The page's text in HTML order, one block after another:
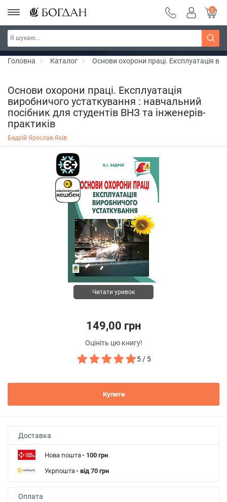
РОЗПРОДАЖ ~ 150 грн ~ 200 грн ~ 250 грн ~
300 грн ~ РОЗПРОДАЖ
Дізнатись більше
0
Головна Каталог Основи охорони праці. Експлуатація
Основи охорони праці. Експлуатація
виробничого устаткування : навчальний
посібник для студентів ВНЗ та інженерів-
практиків
Бедрій Ярослав-Яків
Читати уривок
149,00 грн
Оцініть цю книгу!
5 / 5
Купити
Доставка
Нова пошта- 100 грн
Укрпошта- від 70 грн
Оплата